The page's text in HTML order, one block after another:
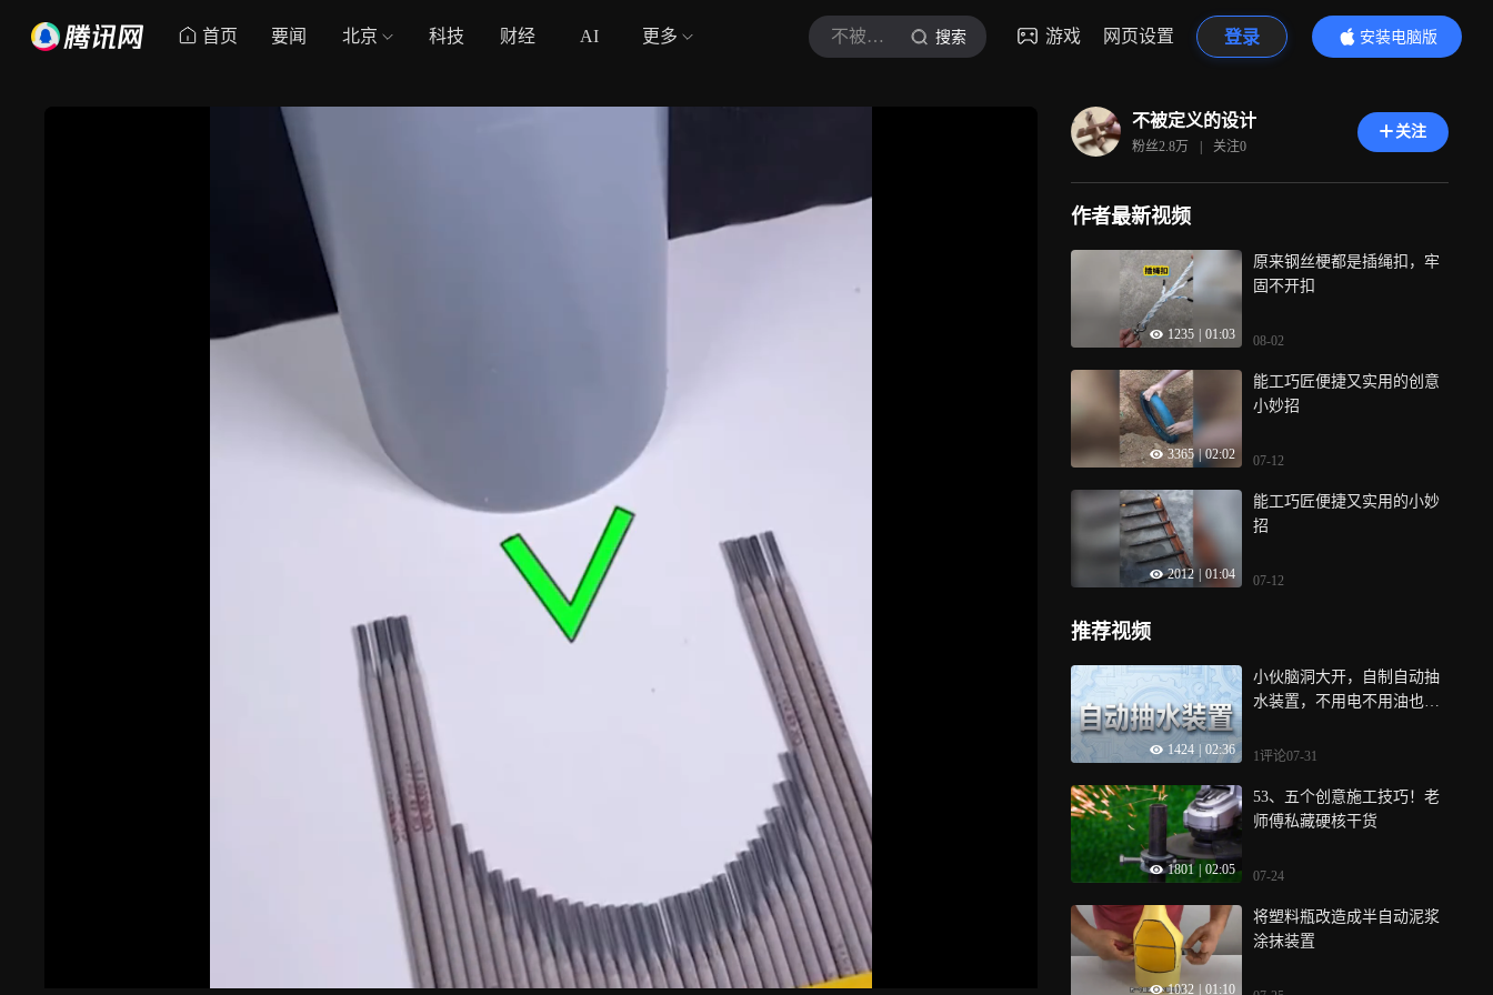
首页 要闻 北京 科技 财经 AI 更多 不被定义的设计 搜索 游戏 网页设置 登录
安装电脑版
内容更精彩
不被定义的设计
粉丝2.8万 | 关注0
关注
作者最新视频
1235 01:03
原来钢丝梗都是插绳扣，牢
固不开扣
08-02
3365 | 02:02
能工巧匠便捷又实用的创意
小妙招
07-12
2012 01:04
能工巧匠便捷又实用的小妙
招
07-12
推荐视频
1424 02:36
小伙脑洞大开，自制自动抽
水装置，不用电不用油也能
1评论07-31
1801 02:05
53、五个创意施工技巧！老
师傅私藏硬核干货
07-24
1032 01:10
将塑料瓶改造成半自动泥浆
涂抹装置